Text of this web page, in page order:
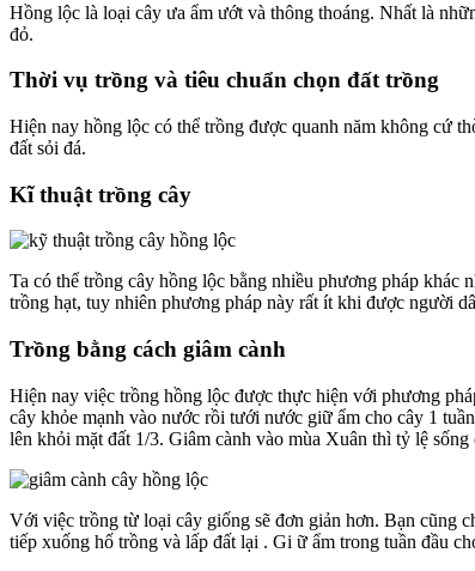
Hồng lộc là loại cây ưa ẩm ướt và thông thoáng. Nhất là
đỏ.
Thời vụ trồng và tiêu chuẩn chọn đất trồng
Hiện nay hồng lộc có thể trồng được quanh năm không cứ
đất sỏi đá.
Kĩ thuật trồng cây
Ta có thể trồng cây hồng lộc bằng nhiều phương pháp khác
trồng hạt, tuy nhiên phương pháp này rất ít khi được người
Trồng bằng cách giâm cành
Hiện nay việc trồng hồng lộc được thực hiện với phương
cây khỏe mạnh vào nước rồi tưới nước giữ ẩm cho cây 1
lên khỏi mặt đất 1/3. Giâm cành vào mùa Xuân thì tỷ lệ sống
Với việc trồng từ loại cây giống sẽ đơn giản hơn. Bạn cũng
tiếp xuống hố trồng và lấp đất lại . Gi ữ ẩm trong tuần đầu